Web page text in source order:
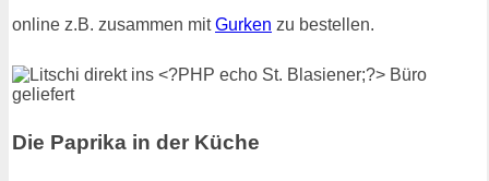
online z.B. zusammen mitGurken zu bestellen.
Die Paprika in der Küche